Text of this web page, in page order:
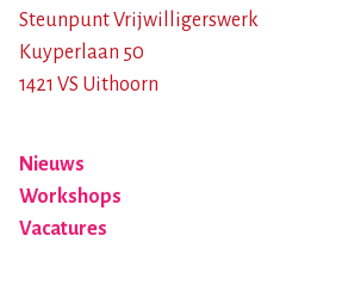
Steunpunt Vrijwilligerswerk
Kuyperlaan 50
1421 VS Uithoorn
Nieuws
Workshops
Vacatures